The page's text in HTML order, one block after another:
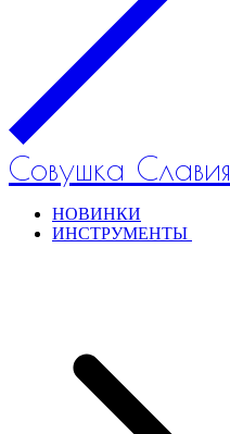
Совушка Славия
НОВИНКИ
ИНСТРУМЕНТЫ